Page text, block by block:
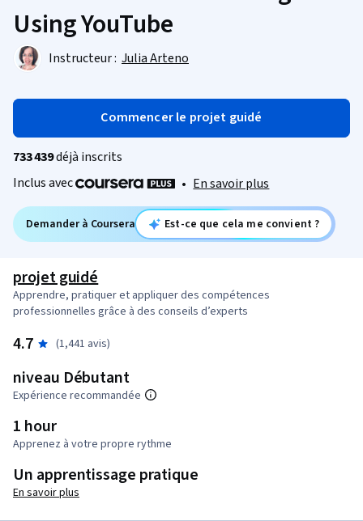
Using YouTube
Instructeur : Julia Arteno
Commencer le projet guidé
733 439déjà inscrits
Inclus avec
• En savoir plus
Demander à Coursera Est-ce que cela me convient ?
projet guidé
Apprendre, pratiquer et appliquer des compétences
professionnelles grâce à des conseils d’experts
4.7 (1,441 avis)
niveau Débutant
Expérience recommandée
1 hour
Apprenez à votre propre rythme
Un apprentissage pratique
En savoir plus